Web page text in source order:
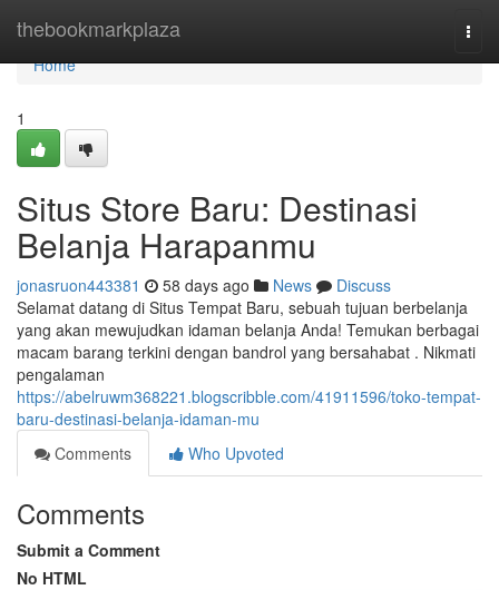
thebookmarkplaza
Home
Home
1
Situs Store Baru: Destinasi
Belanja Harapanmu
jonasruon443381 58 days ago News
Discuss
Selamat datang di Situs Tempat Baru, sebuah tujuan berbelanja
yang akan mewujudkan idaman belanja Anda! Temukan berbagai
macam barang terkini dengan bandrol yang bersahabat . Nikmati
pengalaman
https://abelruwm368221.blogscribble.com/41911596/toko-tempat-
baru-destinasi-belanja-idaman-mu
Comments
Who Upvoted
Comments
Submit a Comment
No HTML